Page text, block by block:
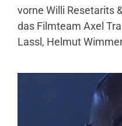
vorne Willi Resetarits
das Filmteam Axel
Lassl, Helmut